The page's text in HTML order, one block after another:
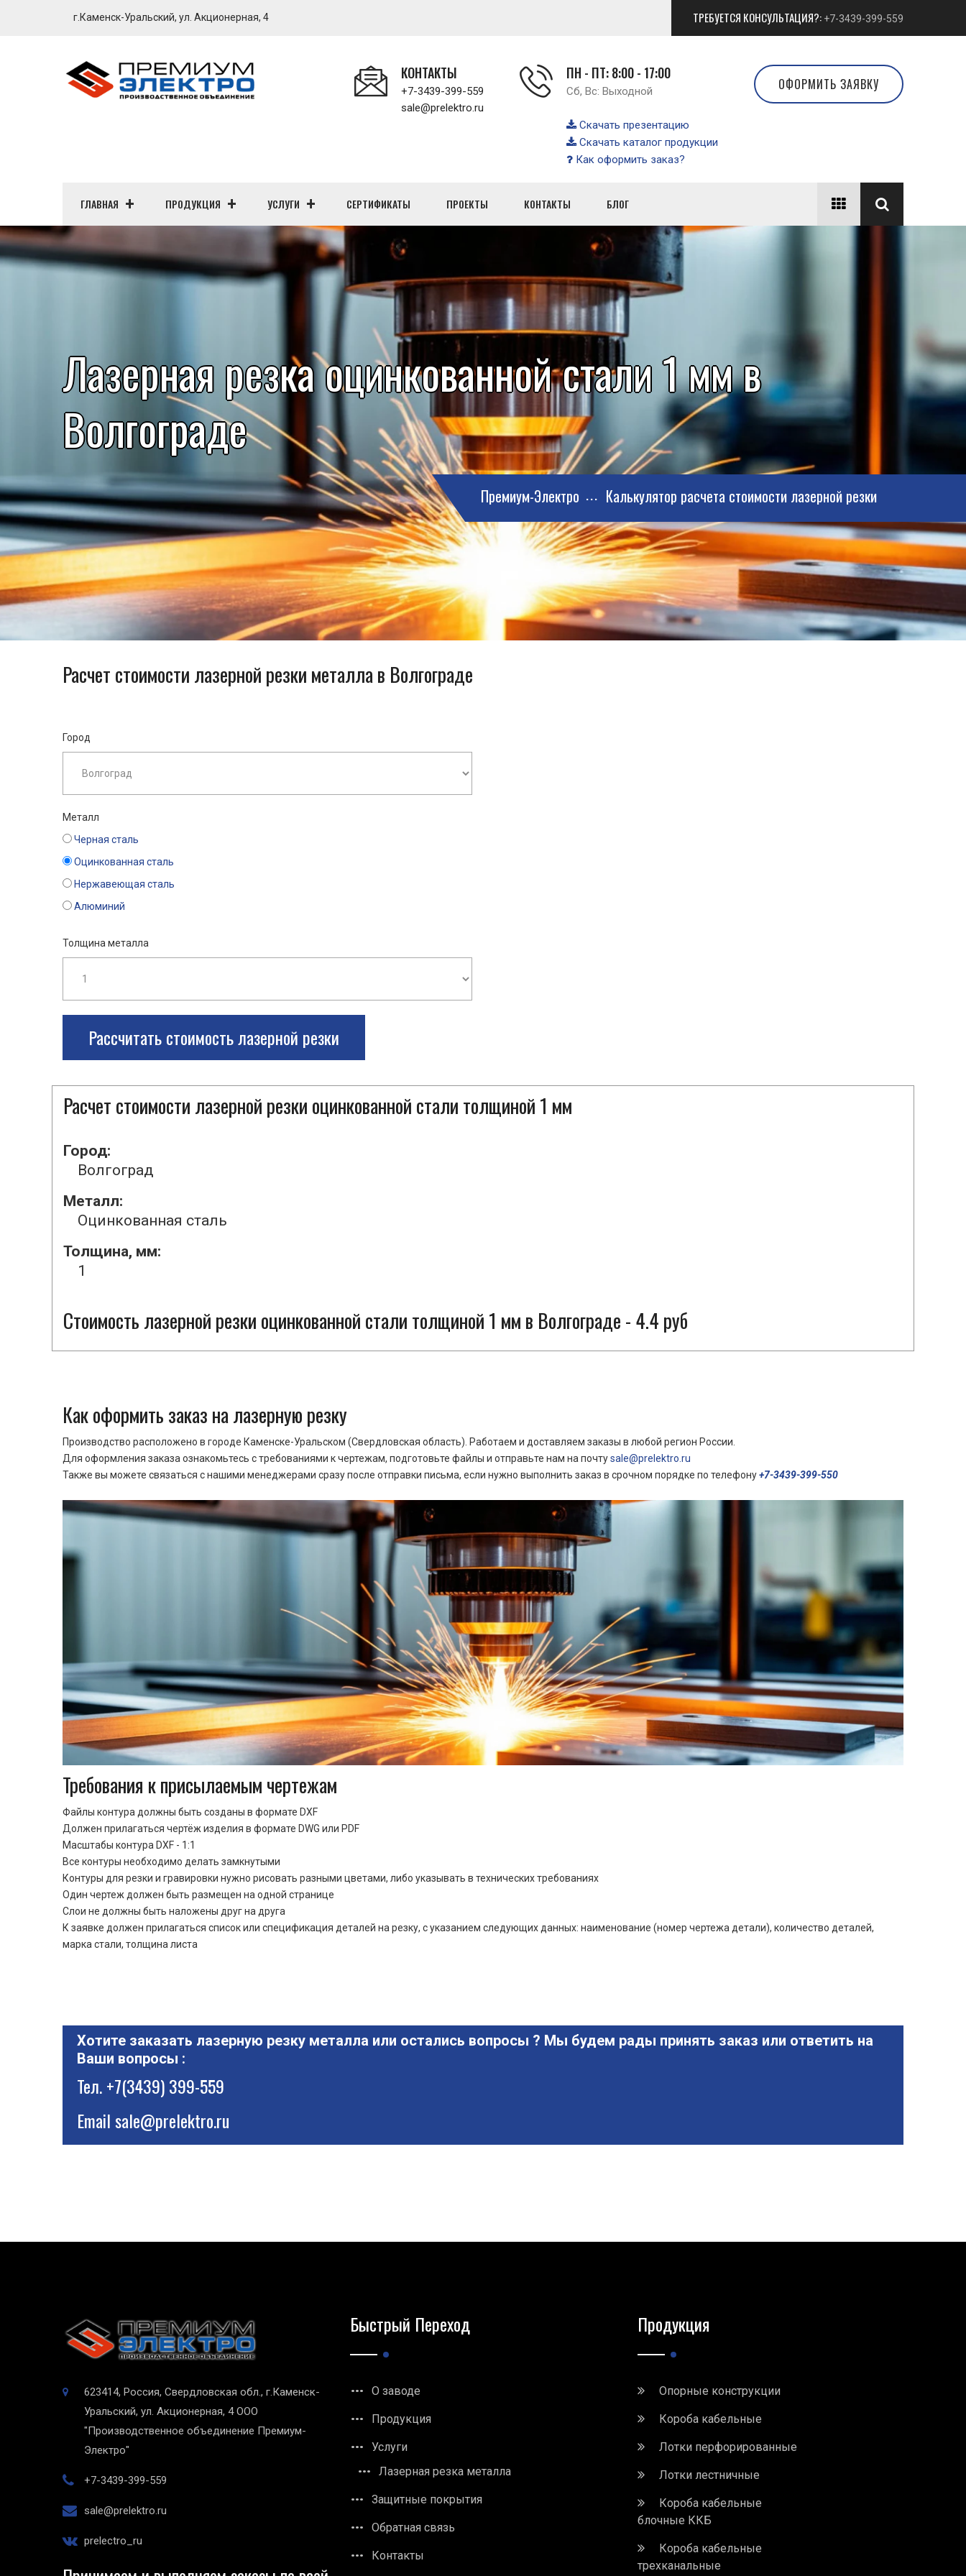
г.Каменск-Уральский, ул. Акционерная, 4 ТРЕБУЕТСЯ КОНСУЛЬТАЦИЯ?: +7-3439-399-559
КОНТАКТЫ
+7-3439-399-559
sale@prelektro.ru
ПН - ПТ: 8:00 - 17:00
Сб, Вс: Выходной
Скачать презентацию
Скачать каталог продукции
Как оформить заказ?
ОФОРМИТЬ ЗАЯВКУ
ГЛАВНАЯ ПРОДУКЦИЯ УСЛУГИ СЕРТИФИКАТЫ ПРОЕКТЫ КОНТАКТЫ БЛОГ
Лазерная резка оцинкованной стали 1 мм в
Волгограде
Премиум-Электро Калькулятор расчета стоимости лазерной резки
Расчет стоимости лазерной резки металла в Волгограде
Город
Металл
Черная сталь
Оцинкованная сталь
Нержавеющая сталь
Алюминий
Толщина металла
Рассчитать стоимость лазерной резки
Расчет стоимости лазерной резки оцинкованной стали толщиной 1 мм
Город:
Волгоград
Металл:
Оцинкованная сталь
Толщина, мм:
1
Стоимость лазерной резки оцинкованной стали толщиной 1 мм в Волгограде - 4.4 руб
Как оформить заказ на лазерную резку
Производство расположено в городе Каменске-Уральском (Свердловская область). Работаем и доставляем заказы в любой регион России.
Для оформления заказа ознакомьтесь с требованиями к чертежам, подготовьте файлы и отправьте нам на почтуsale@prelektro.ru
Также вы можете связаться с нашими менеджерами сразу после отправки письма, если нужно выполнить заказ в срочном порядке по телефону+7-3439-399-550
Требования к присылаемым чертежам
Файлы контура должны быть созданы в формате DXF
Должен прилагаться чертёж изделия в формате DWG или PDF
Масштабы контура DXF - 1:1
Все контуры необходимо делать замкнутыми
Контуры для резки и гравировки нужно рисовать разными цветами, либо указывать в технических требованиях
Один чертеж должен быть размещен на одной странице
Cлои не должны быть наложены друг на друга
К заявке должен прилагаться список или спецификация деталей на резку, с указанием следующих данных: наименование (номер чертежа детали), количество деталей,
марка стали, толщина листа
Хотите заказать лазерную резку металла или остались вопросы ? Мы будем рады принять заказ или ответить на
Ваши вопросы :
Тел.+7(3439) 399-559
Emailsale@prelektro.ru
623414, Россия, Свердловская обл., г.Каменск-
Уральский, ул. Акционерная, 4 ООО
"Производственное объединение Премиум-
Электро"
+7-3439-399-559
sale@prelektro.ru
prelectro_ru
Быстрый Переход
О заводе
Продукция
Услуги
Лазерная резка металла
Защитные покрытия
Обратная связь
Контакты
Продукция
Опорные конструкции
Короба кабельные
Лотки перфорированные
Лотки лестничные
Короба кабельные
блочные ККБ
Короба кабельные
трехканальные